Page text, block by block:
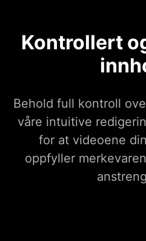
Kontrollert
Behold full kontroll
våre intuitive
for at videoene
oppfyller